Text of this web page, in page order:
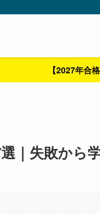
【2027年合
｜失敗から